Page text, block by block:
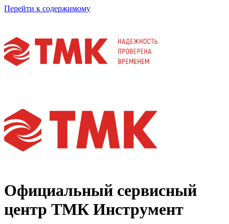
Перейти к содержимому
Официальный сервисный
центр ТМК Инструмент